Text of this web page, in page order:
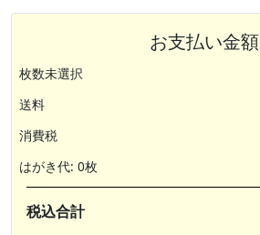
お支払い金額
枚数未選択
送料
消費税
はがき代: 0枚
税込合計